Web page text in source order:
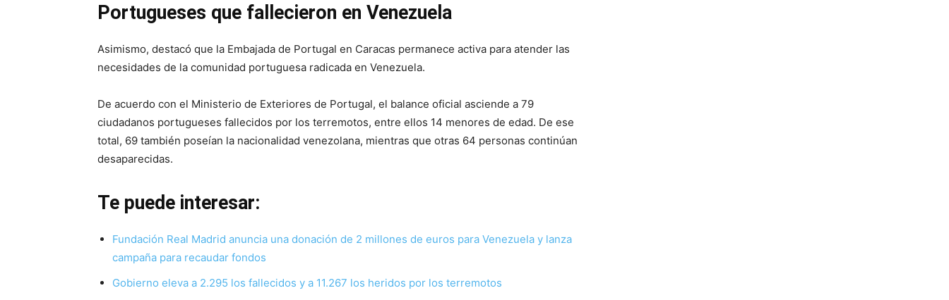
Portugueses que fallecieron en Venezuela
Asimismo, destacó que la Embajada de Portugal en Caracas permanece activa para atender las
necesidades de la comunidad portuguesa radicada en Venezuela.
De acuerdo con el Ministerio de Exteriores de Portugal, el balance oficial asciende a 79
ciudadanos portugueses fallecidos por los terremotos, entre ellos 14 menores de edad. De ese
total, 69 también poseían la nacionalidad venezolana, mientras que otras 64 personas continúan
desaparecidas.
Te puede interesar:
Fundación Real Madrid anuncia una donación de 2 millones de euros para Venezuela y lanza
campaña para recaudar fondos
Gobierno eleva a 2.295 los fallecidos y a 11.267 los heridos por los terremotos